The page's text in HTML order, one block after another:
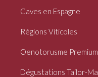
Caves en Espagne
Régions Viticoles
Oenotorusme Premium
Dégustations Tailor-